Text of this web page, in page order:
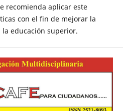
recomienda aplicar este
con el fin de mejorar la
educación superior.